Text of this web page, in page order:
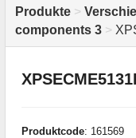
Produkte >
components 3 >
Produktcode: 161569